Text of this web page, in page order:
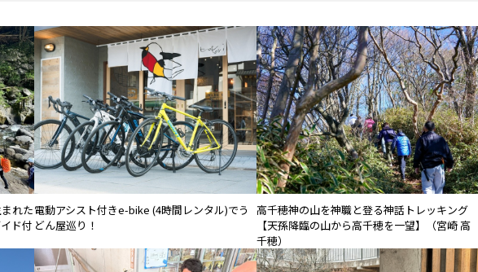
れた
ド付
電動アシスト付きe-bike (4時間レンタル)でう
どん屋巡り！
高千穂神の山を神職と登る神話トレッキング
【天孫降臨の山から高千穂を一望】（宮崎 高
千穂）